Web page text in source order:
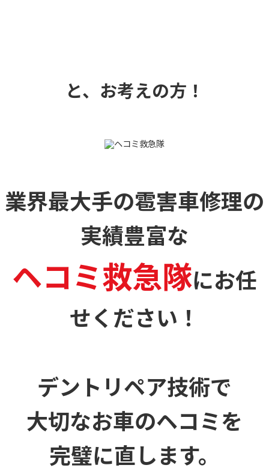
と、お考えの方！
業界最大手の雹害車修理の
実績豊富な
ヘコミ救急隊にお任
せください！
デントリペア技術で
大切なお車のヘコミを
完璧に直します。